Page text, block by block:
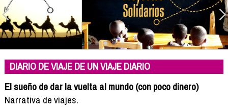
El proyecto
Blog
Viaja con nosotros
Camino solidario
Libros
Compañeros de viaje
DIARIO DE VIAJE DE UN VIAJE DIARIO
El sueño de dar la vuelta al mundo (con poco dinero)
Narrativa de viajes.